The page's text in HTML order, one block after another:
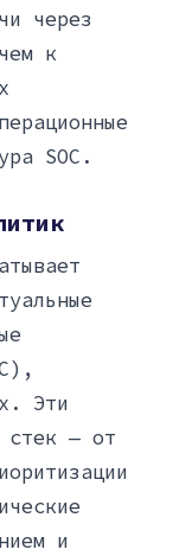
через
к
SOC.
Эти
стек — от
и